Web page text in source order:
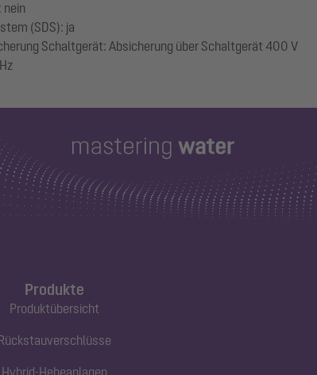
nein
(SDS): ja
Schaltgerät: Absicherung über Schaltgerät 400 V
Produkte
Produktübersicht
Hybrid-Hebeanlagen